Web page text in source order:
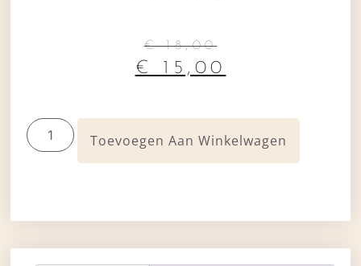
€18,00
€ 15,00
Toevoegen Aan Winkelwagen